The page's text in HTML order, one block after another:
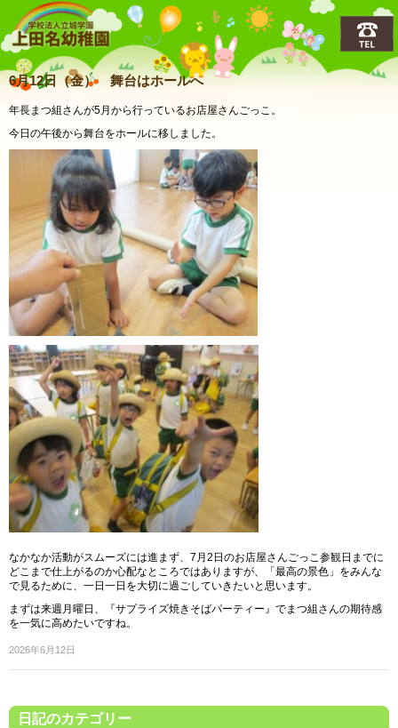
上田名(うえだな)幼稚園
6月12日（金） 舞台はホールへ
年長まつ組さんが5月から行っているお店屋さんごっこ。
今日の午後から舞台をホールに移しました。
なかなか活動がスムーズには進まず、7月2日のお店屋さんごっこ参観日までに
どこまで仕上がるのか心配なところではありますが、「最高の景色」をみんな
で見るために、一日一日を大切に過ごしていきたいと思います。
まずは来週月曜日、『サプライズ焼きそばパーティー』でまつ組さんの期待感
を一気に高めたいですね。
2026年6月12日
日記のカテゴリー